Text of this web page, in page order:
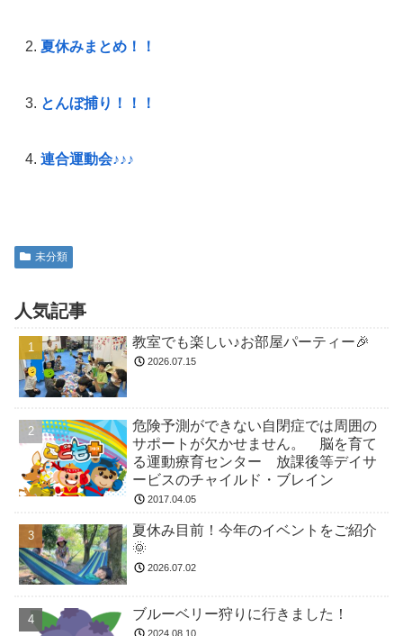
夏休みまとめ！！
とんぼ捕り！！！
連合運動会♪♪♪
未分類
人気記事
教室でも楽しい♪お部屋パーティー🎉
2026.07.15
危険予測ができない自閉症では周囲の
サポートが欠かせません。 脳を育て
る運動療育センター 放課後等デイサ
ービスのチャイルド・ブレイン
2017.04.05
夏休み目前！今年のイベントをご紹介
🌞
2026.07.02
ブルーベリー狩りに行きました！
2024.08.10